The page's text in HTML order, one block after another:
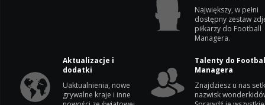
Największy, w pełni
dostępny zestaw
piłkarzy do Football
Managera.
Aktualizacje i
dodatki
Uaktualnienia, nowe
grywalne kraje i inne
Talenty do
Managera
Znajdziesz u nas
nazwisk